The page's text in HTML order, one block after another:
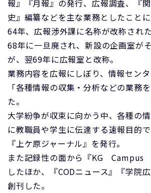
報』『月報』の発行、広報調査、『
史』編纂などを主な業務としたことに
64年、広報渉外課に名称が改称された
68年に一旦廃され、新設の企画室が
が、翌69年に広報室と改称。
業務内容を広報にしぼり、情報セン
「各種情報の収集・分析などの業務
た。
大学紛争が収束に向かう中、各種の
に教職員や学生に伝達する速報目的
『上ケ原ジャーナル』を発行。
また記録性の面から『KG
したほか、『CODニュース』『学院
創刊した。